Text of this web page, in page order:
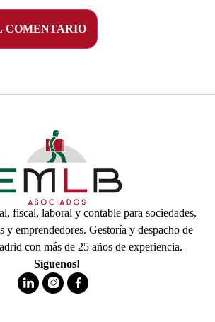
fiscal, laboral y contable para sociedades,
y emprendedores. Gestoría y despacho de
con más de 25 años de experiencia.
Síguenos!